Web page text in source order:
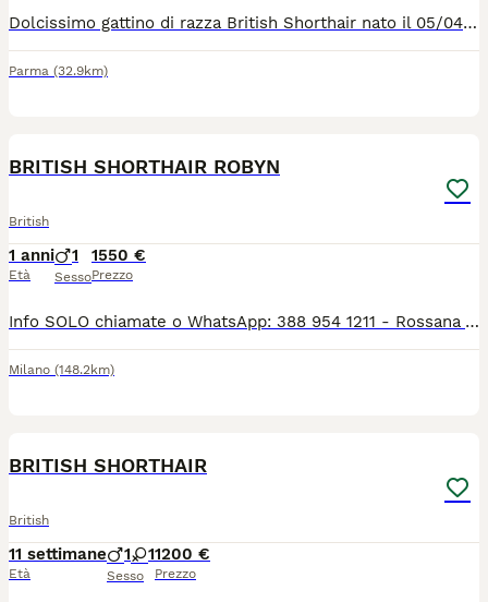
Dolcissimo gattino di razza British Shorthair nato il 05/04/26 . Colore black golden cincilla ny12. È possibile venire a vedere .Per appuntamento contattatemi tramite WhatsApp . Genitori di pura razza mamma British Shorthair golden chell ny12, papà British Shorthair golden Chell ny 12 entrambi con Pedigree di alta genealogia linea oro . Al momento di consegna gattino avra: *controlli veterinario , *vaccinazione , *libretto sanitario personale, *test FIV, FELV, *completamente autonomo Per qualsiasi info, video appuntamento contattatemi tramite WhatsApp 3314328169
Parma (32.9km)
BRITISH SHORTHAIR ROBYN
British
1 anni
Età
1
Sesso
1550 €
Prezzo
Info SOLO chiamate o WhatsApp: 388 954 1211 - Rossana Allevamento Silvestro Club ENFI Il nostro splendido Robin, British Shorthair, nato il 21.08.2024, è disponibile come STALLONE PER RIPRODUZIONE. - Pedigree ENFI - Gruppo sanguigno B - Test FIV, FeLV e PKD negativi - Portatore di cinnamon Robin ha un carattere dolce, affettuoso e coccolone. È già papà di numerosi splendidi cuccioli. È un gatto che non marca il territorio ed è abituato a convivere con altri gatti. Purtroppo, nel nostro allevamento gli altri maschi hanno iniziato ad aggredirlo e, per il suo benessere, abbiamo deciso di trovargli una nuova sistemazione come stallone da riproduzione.
Milano (148.2km)
BRITISH SHORTHAIR
British
11 settimane
Età
1 1
Sesso
1200 €
Prezzo